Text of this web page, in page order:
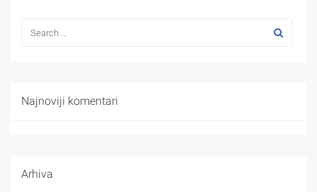
Najnoviji komentari
Arhiva